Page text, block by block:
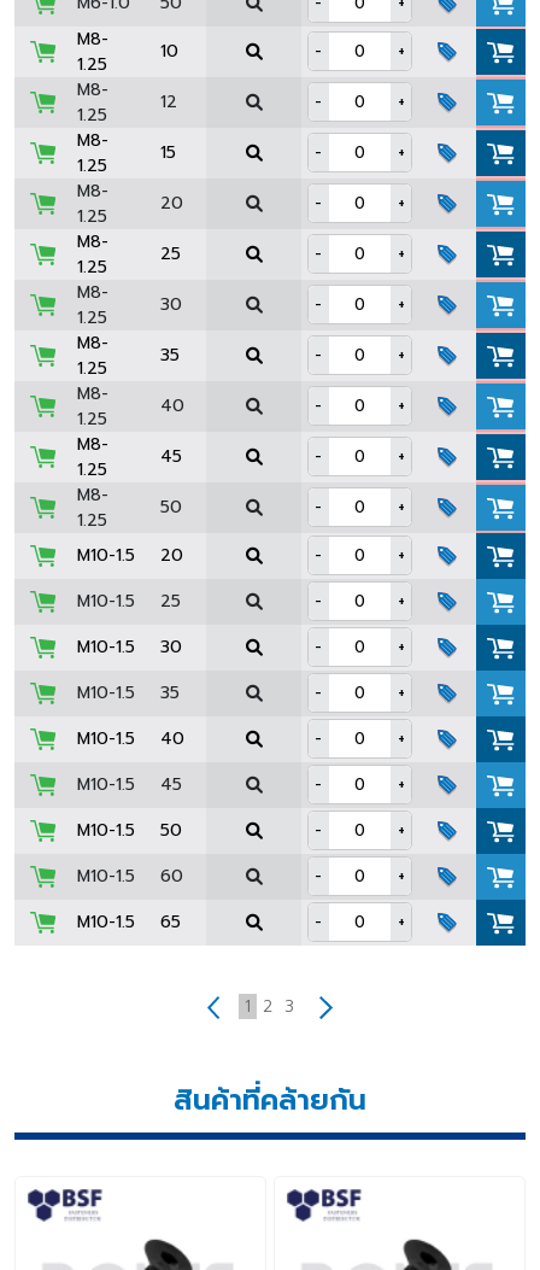
M8-
1.25
10 -
+
M8-
1.25
12 -
+
M8-
1.25
15 -
+
M8-
1.25
20 -
+
M8-
1.25
25 -
+
M8-
1.25
30 -
+
M8-
1.25
35 -
+
M8-
1.25
40 -
+
M8-
1.25
45 -
+
M8-
1.25
50 -
+
M10-1.5
20 -
+
M10-1.5
25 -
+
M10-1.5
30 -
+
M10-1.5
35 -
+
M10-1.5
40 -
+
M10-1.5
45 -
+
M10-1.5
50 -
+
M10-1.5
60 -
+
M10-1.5
65 - +
1 2 3
สินค้าที่คล้ายกัน